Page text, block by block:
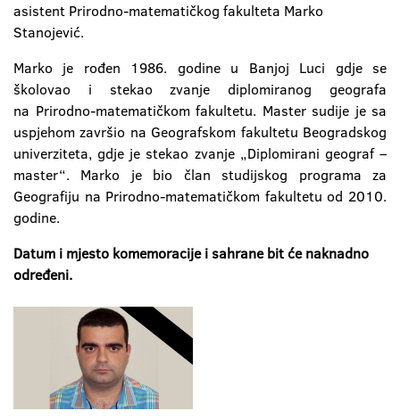
asistent Prirodno-matematičkog fakulteta Marko
Stanojević.
Marko je rođen 1986. godine u Banjoj Luci gdje se
školovao i stekao zvanje diplomiranog geografa
na Prirodno-matematičkom fakultetu. Master sudije je sa
uspjehom završio na Geografskom fakultetu Beogradskog
univerziteta, gdje je stekao zvanje „Diplomirani geograf –
master“. Marko je bio član studijskog programa za
Geografiju na Prirodno-matematičkom fakultetu od 2010.
godine.
Datum i mjesto komemoracije i sahrane bit će naknadno
određeni.